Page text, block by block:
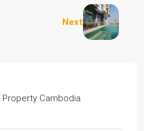
Next
Property Cambodia